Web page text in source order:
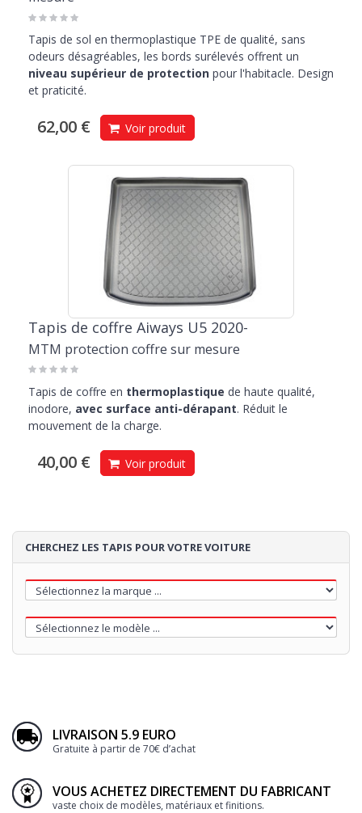
Tapis de sol en thermoplastique TPE de qualité, sans
odeurs désagréables, les bords surélevés offrent un
niveau supérieur de protection pour l'habitacle. Design
et praticité.
62,00 € Voir produit
Tapis de coffre Aiways U5 2020-
MTM protection coffre sur mesure
Tapis de coffre en thermoplastique de haute qualité,
inodore, avec surface anti-dérapant. Réduit le
mouvement de la charge.
40,00 € Voir produit
CHERCHEZ LES TAPIS POUR VOTRE VOITURE
LIVRAISON 5.9 EURO
Gratuite à partir de 70€ d’achat
VOUS ACHETEZ DIRECTEMENT DU FABRICANT
vaste choix de modèles, matériaux et finitions.